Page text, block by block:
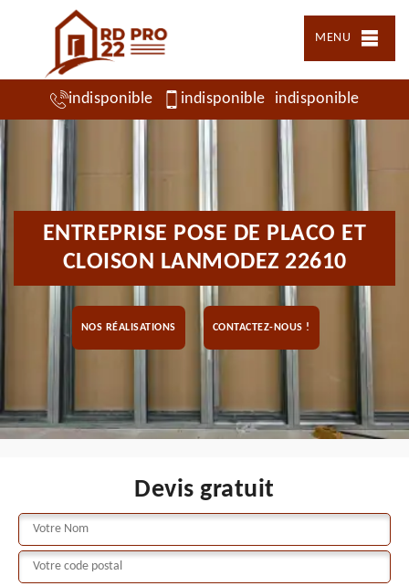
MENU
indisponible indisponible indisponible
ENTREPRISE POSE DE PLACO ET
CLOISON LANMODEZ 22610
NOS RÉALISATIONS CONTACTEZ-NOUS !
Devis gratuit